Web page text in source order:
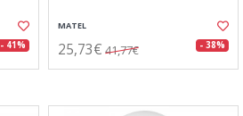
- 41%
MATEL
25,73€ 41,77€ - 38%